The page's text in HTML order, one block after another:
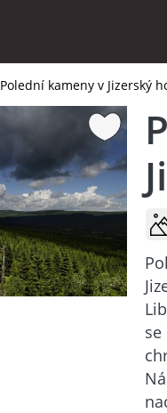
Polední kameny v Jizerský